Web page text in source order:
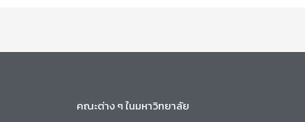
คณะต่าง ๆ ในมหาวิทยาลัย